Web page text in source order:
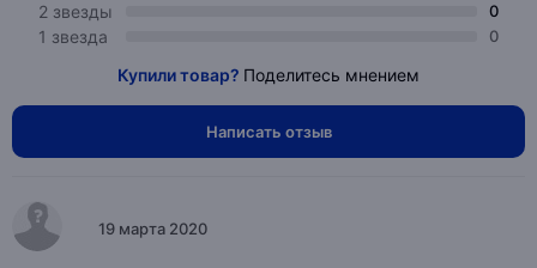
2 звезды 0
1 звезда 0
Купили товар? Поделитесь мнением
Написать отзыв
19 марта 2020